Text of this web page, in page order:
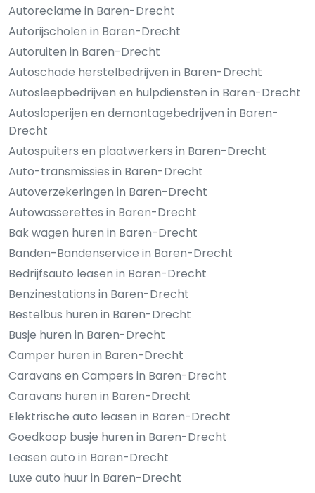
Autoreclame in Baren-Drecht
Autorijscholen in Baren-Drecht
Autoruiten in Baren-Drecht
Autoschade herstelbedrijven in Baren-Drecht
Autosleepbedrijven en hulpdiensten in Baren-Drecht
Autosloperijen en demontagebedrijven in Baren-
Drecht
Autospuiters en plaatwerkers in Baren-Drecht
Auto-transmissies in Baren-Drecht
Autoverzekeringen in Baren-Drecht
Autowasserettes in Baren-Drecht
Bak wagen huren in Baren-Drecht
Banden-Bandenservice in Baren-Drecht
Bedrijfsauto leasen in Baren-Drecht
Benzinestations in Baren-Drecht
Bestelbus huren in Baren-Drecht
Busje huren in Baren-Drecht
Camper huren in Baren-Drecht
Caravans en Campers in Baren-Drecht
Caravans huren in Baren-Drecht
Elektrische auto leasen in Baren-Drecht
Goedkoop busje huren in Baren-Drecht
Leasen auto in Baren-Drecht
Luxe auto huur in Baren-Drecht